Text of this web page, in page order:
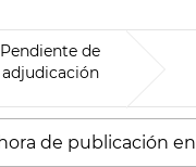
Pendiente de
adjudicación
de publicación